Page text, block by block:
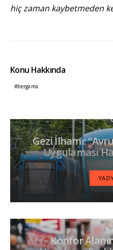
hiç zaman kaybetmeden
Konu Hakkında
bergama
Gezi İlhamı:
Uygulaması
Konfor